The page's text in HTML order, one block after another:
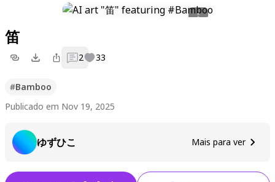
笛
2 33
#Bamboo
Publicado em Nov 19, 2025
ゆずひこ Mais para ver